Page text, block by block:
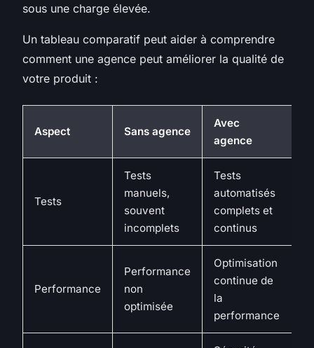
sous une charge élevée.
Un tableau comparatif peut aider à comprendre
comment une agence peut améliorer la qualité de
votre produit :
Aspect Sans agence
Avec
agence
Tests
Tests
manuels,
souvent
incomplets
Tests
automatisés
complets et
continus
Performance
Performance
non
optimisée
Optimisation
continue de
la
performance